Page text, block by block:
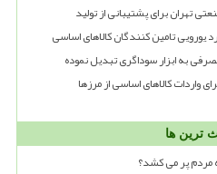
تهران برای پشتیبانی از تولید
به ابزار سوداگری تبدیل نموده
ترین ها